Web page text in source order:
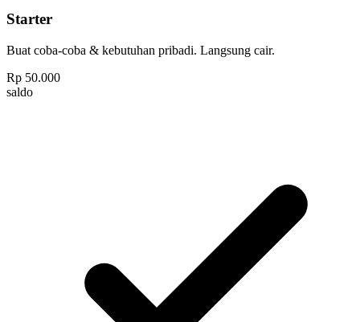
Starter
Buat coba-coba & kebutuhan pribadi. Langsung cair.
Rp 50.000
saldo